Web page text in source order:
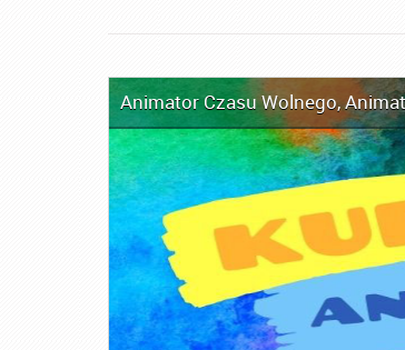
Animator Czasu Wolnego,